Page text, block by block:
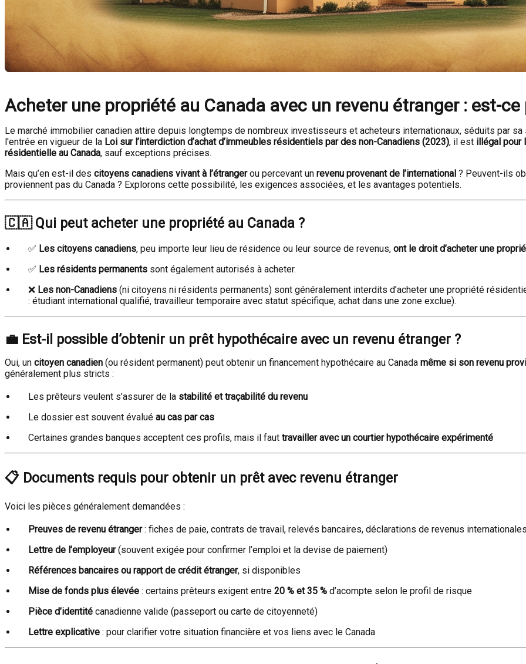
Acheter une propriété au Canada avec un revenu étranger : est-ce
Le marché immobilier canadien attire depuis longtemps de nombreux investisseurs et acheteurs internationaux, séduits par
l'entrée en vigueur de la Loi sur l’interdiction d’achat d’immeubles résidentiels par des non-Canadiens (2023), il est illégal pour
résidentielle au Canada, sauf exceptions précises.
Mais qu’en est-il des citoyens canadiens vivant à l’étrangerou percevant un revenu provenant de l’international ? Peuvent-ils
proviennent pas du Canada ? Explorons cette possibilité, les exigences associées, et les avantages potentiels.
🇨🇦Qui peut acheter une propriété au Canada ?
✅ Les citoyens canadiens, peu importe leur lieu de résidence ou leur source de revenus, ont le droit d’acheter une
✅ Les résidents permanents sont également autorisés à acheter.
❌ Les non-Canadiens (ni citoyens ni résidents permanents) sont généralement interdits d’acheter une propriété
: étudiant international qualifié, travailleur temporaire avec statut spécifique, achat dans une zone exclue).
💼 Est-il possible d’obtenir un prêt hypothécaire avec un revenu étranger ?
Oui, un citoyen canadien (ou résident permanent) peut obtenir un financement hypothécaire au Canada même si son revenu
généralement plus stricts :
Les prêteurs veulent s’assurer de la stabilité et traçabilité du revenu
Le dossier est souvent évalué au cas par cas
Certaines grandes banques acceptent ces profils, mais il faut travailler avec un courtier hypothécaire expérimenté
📋 Documents requis pour obtenir un prêt avec revenu étranger
Voici les pièces généralement demandées :
Preuves de revenu étranger: fiches de paie, contrats de travail, relevés bancaires, déclarations de revenus
Lettre de l’employeur(souvent exigée pour confirmer l’emploi et la devise de paiement)
Références bancaires ou rapport de crédit étranger, si disponibles
Mise de fonds plus élevée : certains prêteurs exigent entre 20 % et 35 % d’acompte selon le profil de risque
Pièce d’identité canadienne valide (passeport ou carte de citoyenneté)
Lettre explicative : pour clarifier votre situation financière et vos liens avec le Canada